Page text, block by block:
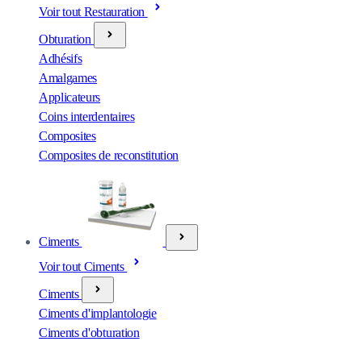
Voir tout Restauration
Obturation
Adhésifs
Amalgames
Applicateurs
Coins interdentaires
Composites
Composites de reconstitution
Ciments
Voir tout Ciments
Ciments
Ciments d'implantologie
Ciments d'obturation